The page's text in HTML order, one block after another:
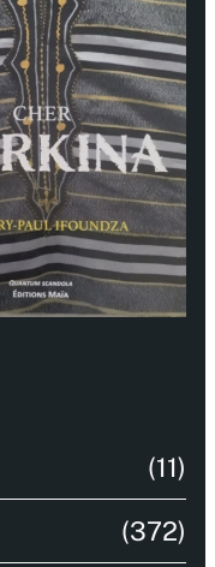
(11)
(372)